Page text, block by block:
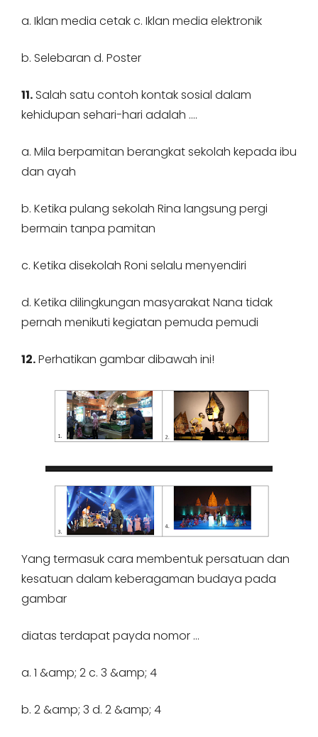
a. Iklan media cetak c. Iklan media elektronik
b. Selebaran d. Poster
11. Salah satu contoh kontak sosial dalam
kehidupan sehari-hari adalah ….
a. Mila berpamitan berangkat sekolah kepada ibu
dan ayah
b. Ketika pulang sekolah Rina langsung pergi
bermain tanpa pamitan
c. Ketika disekolah Roni selalu menyendiri
d. Ketika dilingkungan masyarakat Nana tidak
pernah menikuti kegiatan pemuda pemudi
12.Perhatikan gambar dibawah ini!
Yang termasuk cara membentuk persatuan dan
kesatuan dalam keberagaman budaya pada
gambar
diatas terdapat payda nomor …
a. 1 &amp; 2 c. 3 &amp; 4
b. 2 &amp; 3 d. 2 &amp; 4